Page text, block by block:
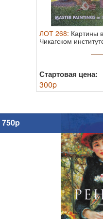
ЛОТ 268: Картины
Чикагском
Стартовая цена:
300p
750p